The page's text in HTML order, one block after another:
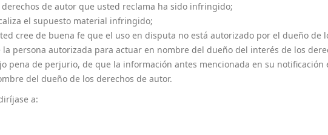
de autor que usted reclama ha sido infringido;
el supuesto material infringido;
cree de buena fe que el uso en disputa no está autorizado por el dueño de
persona autorizada para actuar en nombre del dueño del interés de los
pena de perjurio, de que la información antes mencionada en su
del dueño de los derechos de autor.
a: